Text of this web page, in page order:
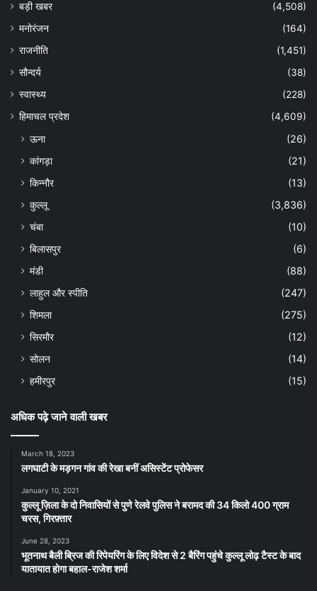
बड़ी खबर
(4,508)
मनोरंजन
(164)
राजनीति
(1,451)
सौन्दर्य
(38)
स्वास्थ्य
(228)
हिमाचल प्रदेश
(4,609)
ऊना
(26)
कांगड़ा
(21)
किन्नौर
(13)
कुल्लू
(3,836)
चंबा
(10)
बिलासपुर
(6)
मंडी
(88)
लाहुल और स्पीति
(247)
शिमला
(275)
सिरमौर
(12)
सोलन
(14)
हमीरपुर
(15)
अधिक पढ़े जाने वाली खबर
March 18, 2023
लगघाटी के मड़गन गांव की रेखा बनीं असिस्टेंट प्रोफेसर
January 10, 2021
कुल्लू ज़िला के दो निवासियों से पुणे रेलवे पुलिस ने बरामद की 34 किलो 400 ग्राम
चरस, गिरफ़्तार
June 28, 2023
भूतनाथ बैली ब्रिज की रिपेयरिंग के लिए विदेश से 2 बैरिंग पहुंचे कुल्लू लोढ़ टैस्ट के बाद
यातायात होगा बहाल-राजेश शर्मा